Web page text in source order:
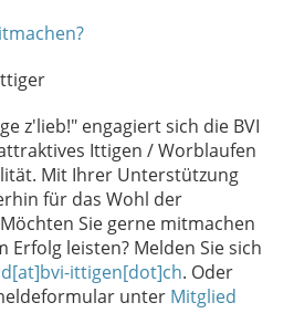
z'lieb!" engagiert sich die BVI
Ittigen / Worblaufen
Mit Ihrer Unterstützung
für das Wohl der
Sie gerne mitmachen
Erfolg leisten? Melden Sie sich
ittigen[dot]ch. Oder
unter Mitglied